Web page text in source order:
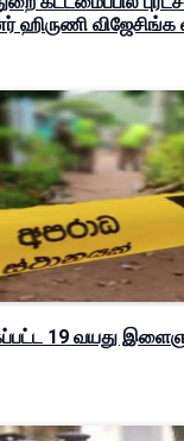
ஹிருணி விஜேசிங்க
19 வயது